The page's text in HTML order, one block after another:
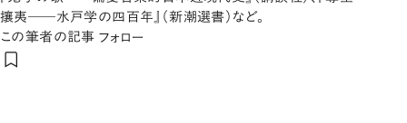
攘夷――水戸学の四百年』（新潮選書）など。
この筆者の記事 フォロー